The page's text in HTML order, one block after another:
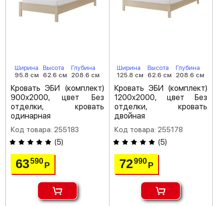
Ширина
95.8 см
Высота
62.6 см
Глубина
208.6 см
Кровать ЭБИ (комплект)
900х2000, цвет Без
отделки, кровать
одинарная
Код товара: 255183
(5)
63590Р
Ширина
125.8 см
Высота
62.6 см
Глубина
208.6 см
Кровать ЭБИ (комплект)
1200х2000, цвет Без
отделки, кровать
двойная
Код товара: 255178
(5)
72990 Р